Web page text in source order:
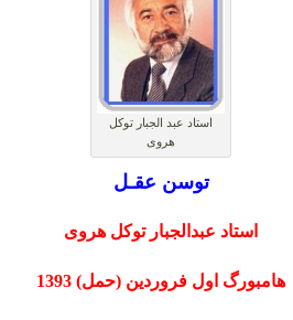
استاد عبد الجبار توکل
هروی
توسن عقـل
استاد عبدالجبار توکل هروی
هامبورگ اول فروردین (حمل) 1393